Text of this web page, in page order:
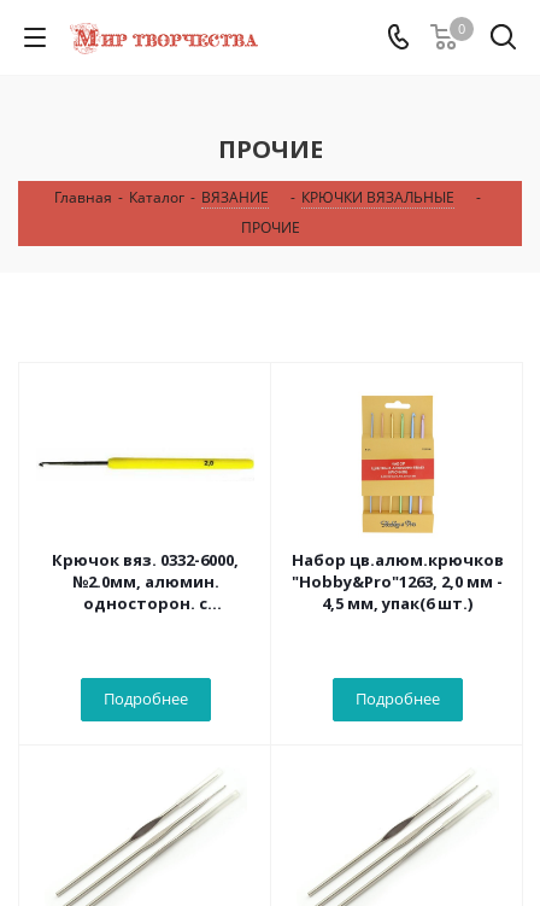
0
ПРОЧИЕ
Главная - Каталог - ВЯЗАНИЕ - КРЮЧКИ ВЯЗАЛЬНЫЕ
-
ПРОЧИЕ
Крючок вяз. 0332-6000,
№2.0мм, алюмин.
односторон. с
Подробнее
Набор цв.алюм.крючков
"Hobby&Pro"1263, 2,0 мм -
4,5 мм, упак(6 шт.)
Подробнее